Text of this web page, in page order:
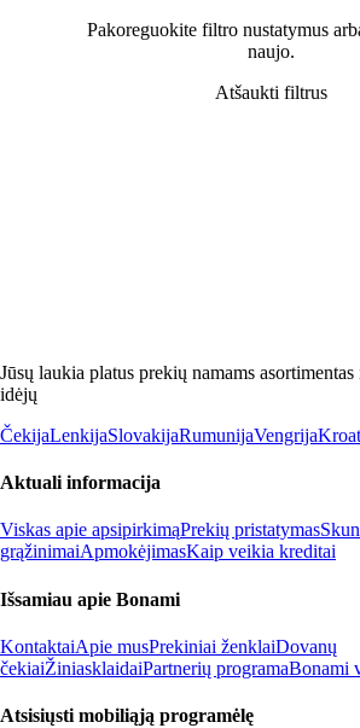
Pakoreguokite filtro nustatymus
naujo.
Atšaukti filtrus
Jūsų laukia platus prekių namams
idėjų
ČekijaLenkijaSlovakijaRumunijaVengrija
Aktuali informacija
Viskas apie apsipirkimąPrekių pristatymas
grąžinimaiApmokėjimasKaip veikia kreditai
Išsamiau apie Bonami
KontaktaiApie musPrekiniai ženklaiDovanų
čekiaiŽiniasklaidaiPartnerių programaBonami
Atsisiųsti mobiliąją programėlę